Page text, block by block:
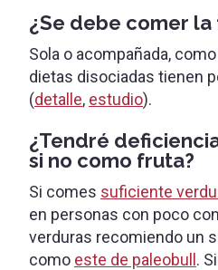
¿Se debe comer la
Sola o acompañada,
dietas disociadas tienen
(detalle, estudio).
¿Tendré
si no como fruta?
Si comes suficiente
en personas con poco
verduras recomiendo un
como este de paleobull.